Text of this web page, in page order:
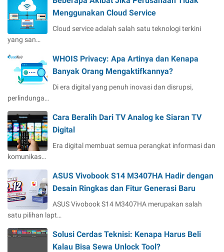
Menggunakan Cloud Service
Cloud service adalah salah satu teknologi terkini
yang san…
WHOIS Privacy: Apa Artinya dan Kenapa
Banyak Orang Mengaktifkannya?
Di era digital yang penuh inovasi dan disrupsi,
perlindunga…
Cara Beralih Dari TV Analog ke Siaran TV
Digital
Era digital membuat semua perangkat informasi dan
komunikas…
ASUS Vivobook S14 M3407HA Hadir dengan
Desain Ringkas dan Fitur Generasi Baru
ASUS Vivobook S14 M3407HA merupakan salah
satu pilihan lapt…
Solusi Cerdas Teknisi: Kenapa Harus Beli
Kalau Bisa Sewa Unlock Tool?